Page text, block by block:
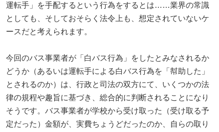
運転手」を手配するという行為をするとは……業界の常識
としても、そしておそらく法令上も、想定されていないケ
ースだと考えられます。
今回のバス事業者が「白バス行為」をしたとみなされるか
どうか（あるいは運転手による白バス行為を「幇助した」
とされるのか）は、行政と司法の双方にて、いくつかの法
律の規程や趣旨に基づき、総合的に判断されることになり
そうです。バス事業者が学校から受け取った（受け取る予
定だった）金額が、実費ちょうどだったのか、自らの取り